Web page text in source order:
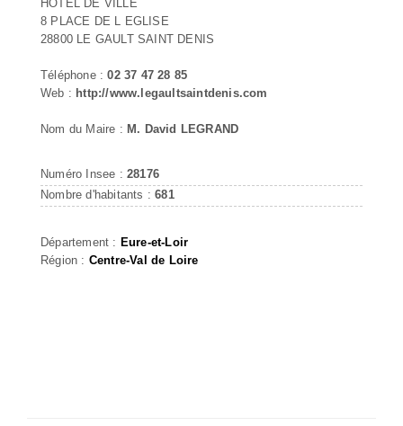
HOTEL DE VILLE
8 PLACE DE L EGLISE
28800 LE GAULT SAINT DENIS
Téléphone :02 37 47 28 85
Web : http://www.legaultsaintdenis.com
Nom du Maire : M. David LEGRAND
Numéro Insee : 28176
Nombre d'habitants :681
Département : Eure-et-Loir
Région : Centre-Val de Loire